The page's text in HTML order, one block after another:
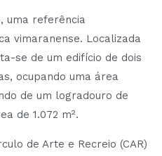
uma referência
vimaranense. Localizada
se de um edifício de dois
ocupando uma área
de um logradouro de
de 1.072 m².
de Arte e Recreio (CAR)